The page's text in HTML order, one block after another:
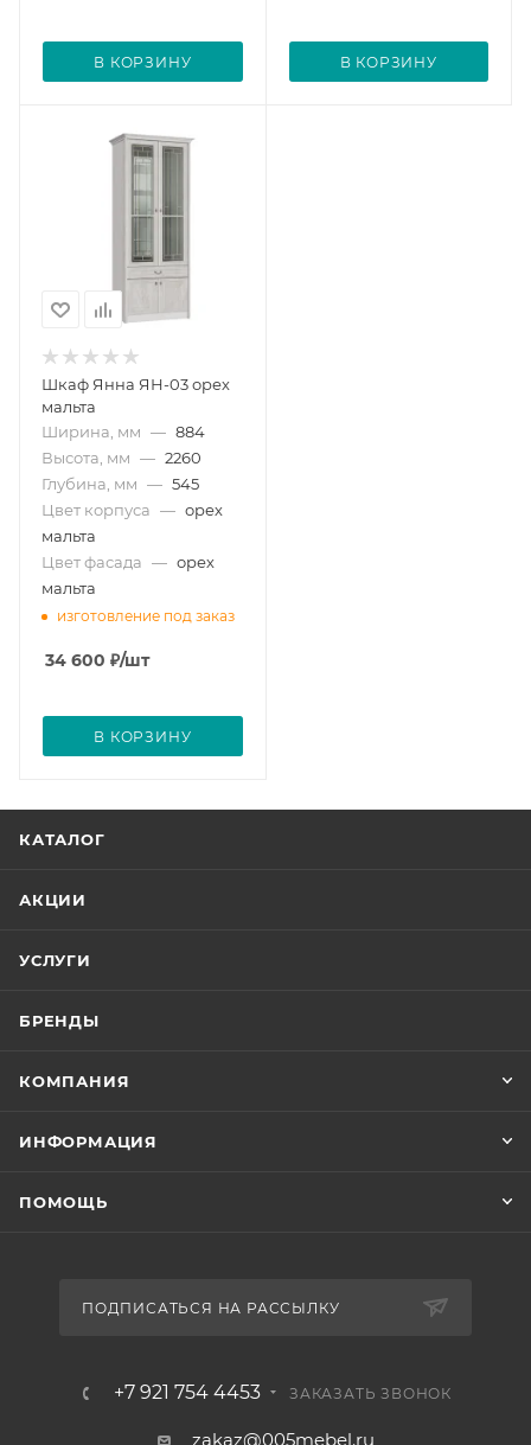
В КОРЗИНУ В КОРЗИНУ
Шкаф Янна ЯН-03 орех
мальта
Ширина, мм — 884
Высота, мм — 2260
Глубина, мм — 545
Цвет корпуса — орех
мальта
Цвет фасада — орех
мальта
изготовление под заказ
34 600 ₽/шт
В КОРЗИНУ
КАТАЛОГ
АКЦИИ
УСЛУГИ
БРЕНДЫ
КОМПАНИЯ
ИНФОРМАЦИЯ
ПОМОЩЬ
ПОДПИСАТЬСЯ НА РАССЫЛКУ
+7 921 754 4453 ЗАКАЗАТЬ ЗВОНОК
zakaz@005mebel.ru